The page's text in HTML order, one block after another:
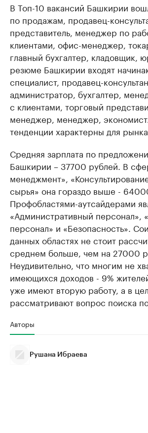
В Топ-10 вакансий Башкирии
по продажам, продавец-
представитель, менеджер по
клиентами, офис-менеджер,
главный бухгалтер, кладовщик,
резюме Башкирии входят
специалист, продавец-
администратор, бухгалтер,
с клиентами, торговый
менеджер, менеджер,
тенденции характерны для
Средняя зарплата по
Башкирии – 37700 рублей. В
менеджмент»,
сырья» она гораздо выше -
Профобластями-аутсайдерами
«Административный персонал»,
персонал» и «Безопасность».
данных областях не стоит
среднем больше, чем на 27000
Неудивительно, что многим не
имеющихся доходов - 9%
уже имеют вторую работу, а в
рассматривают вопрос поиска
Авторы
Рушана Ибраева